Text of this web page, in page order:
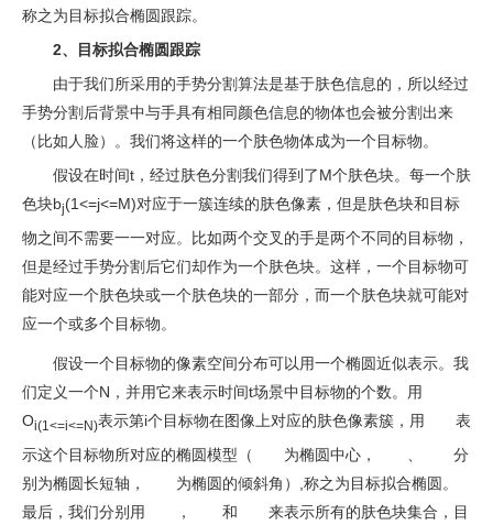
称之为目标拟合椭圆跟踪。
2、目标拟合椭圆跟踪
由于我们所采用的手势分割算法是基于肤色信息的，所以经过
手势分割后背景中与手具有相同颜色信息的物体也会被分割出来
（比如人脸）。我们将这样的一个肤色物体成为一个目标物。
假设在时间t，经过肤色分割我们得到了M个肤色块。每一个肤
色块bj(1<=j<=M)对应于一簇连续的肤色像素，但是肤色块和目标
物之间不需要一一对应。比如两个交叉的手是两个不同的目标物，
但是经过手势分割后它们却作为一个肤色块。这样，一个目标物可
能对应一个肤色块或一个肤色块的一部分，而一个肤色块就可能对
应一个或多个目标物。
假设一个目标物的像素空间分布可以用一个椭圆近似表示。我
们定义一个N，并用它来表示时间t场景中目标物的个数。用
Oi(1<=i<=N)表示第i个目标物在图像上对应的肤色像素簇，用
表
示这个目标物所对应的椭圆模型（
为椭圆中心，
分
别为椭圆长短轴，
为椭圆的倾斜角）,称之为目标拟合椭圆。
最后，我们分别用
， 和
来表示所有的肤色块集合，目